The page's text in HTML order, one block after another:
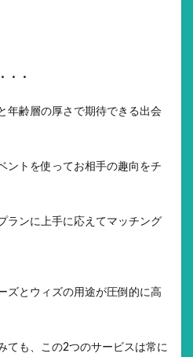
・・
年齢層の厚さで期待できる出会
ントを使ってお相手の趣向をチ
ランに上手に応えてマッチング
ズとウィズの用途が圧倒的に高
ても、この2つのサービスは常に